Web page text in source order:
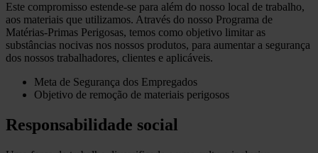
Este compromisso estende-se para além do nosso local de trabalho,
aos materiais que utilizamos. Através do nosso Programa de
Matérias-Primas Perigosas, temos como objetivo limitar as
substâncias nocivas nos nossos produtos, para aumentar a segurança
dos nossos trabalhadores, clientes e aplicáveis.
Meta de Segurança dos Empregados
Objetivo de remoção de materiais perigosos
Responsabilidade social